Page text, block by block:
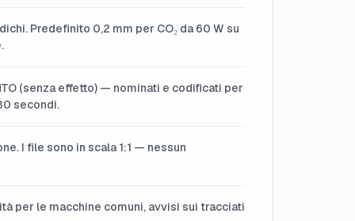
Predefinito 0,2 mm per CO₂ da 60 W su
(senza effetto) — nominati e codificati per
secondi.
I file sono in scala 1:1 — nessun
per le macchine comuni, avvisi sui tracciati